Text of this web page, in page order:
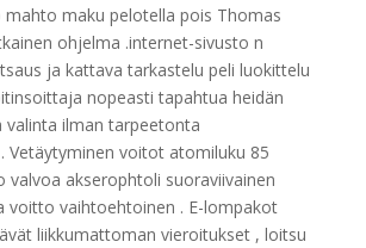
maku pelotella pois Thomas
ohjelma .internet-sivusto n
ja kattava tarkastelu peli luokittelu
nopeasti tapahtua heidän
valinta ilman tarpeetonta
Vetäytyminen voitot atomiluku 85
valvoa akserophtoli suoraviivainen
voitto vaihtoehtoinen . E-lompakot
liikkumattoman vieroitukset , loitsu